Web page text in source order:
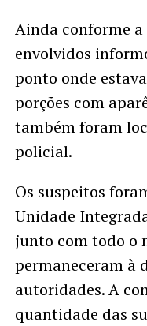
Ainda conforme
envolvidos
ponto onde
porções com
também foram
policial.
Os suspeitos
Unidade
junto com todo o
permaneceram à
autoridades. A
quantidade das